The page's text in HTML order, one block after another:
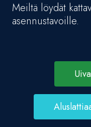
Meiltä löydät
asennustavoille.